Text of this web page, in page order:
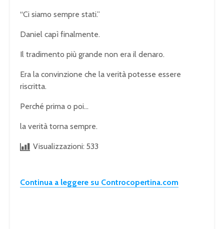
“Ci siamo sempre stati.”
Daniel capì finalmente.
Il tradimento più grande non era il denaro.
Era la convinzione che la verità potesse essere
riscritta.
Perché prima o poi…
la verità torna sempre.
Visualizzazioni: 533
Continua a leggere su Controcopertina.com